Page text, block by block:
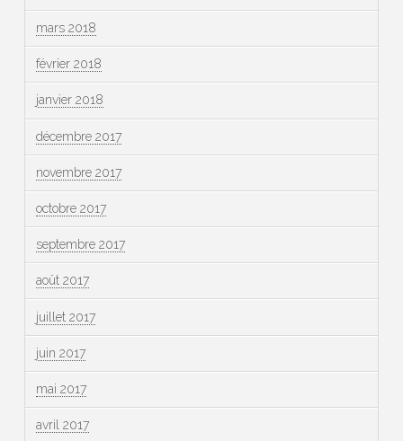
mars 2018
février 2018
janvier 2018
décembre 2017
novembre 2017
octobre 2017
septembre 2017
août 2017
juillet 2017
juin 2017
mai 2017
avril 2017